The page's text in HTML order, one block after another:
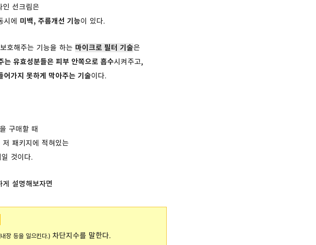
인 선크림은
시에 미백, 주름개선 기능이 있다.
호해주는 기능을 하는 마이크로 필터 기술은
는 유효성분들은 피부 안쪽으로 흡수시켜주고,
어가지 못하게 막아주는 기술이다.
구매할 때
패키지에 적혀있는
일 것이다.
설명해보자면
장 등을 일으킨다.) 차단지수를 말한다.